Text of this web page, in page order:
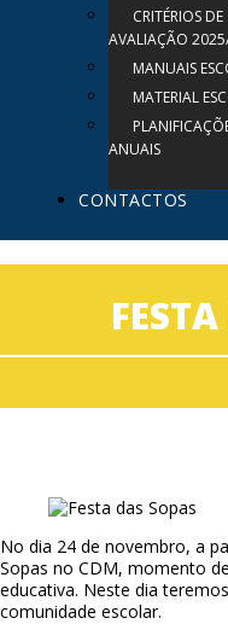
CRITÉRIOS DE
AVALIAÇÃO
MANUAIS
MATERIAL
ANUAIS
CONTACTOS
No dia 24 de novembro, a
Sopas no CDM, momento
educativa. Neste dia
comunidade escolar.